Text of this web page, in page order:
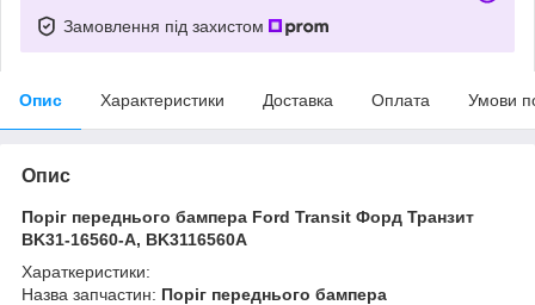
Замовлення під захистом
Опис Характеристики Доставка Оплата Умови
Опис
Поріг переднього бампера Ford Transit Форд Транзит
BK31-16560-A, BK3116560A
Хараткеристики:
Назва запчастин: Поріг переднього бампера